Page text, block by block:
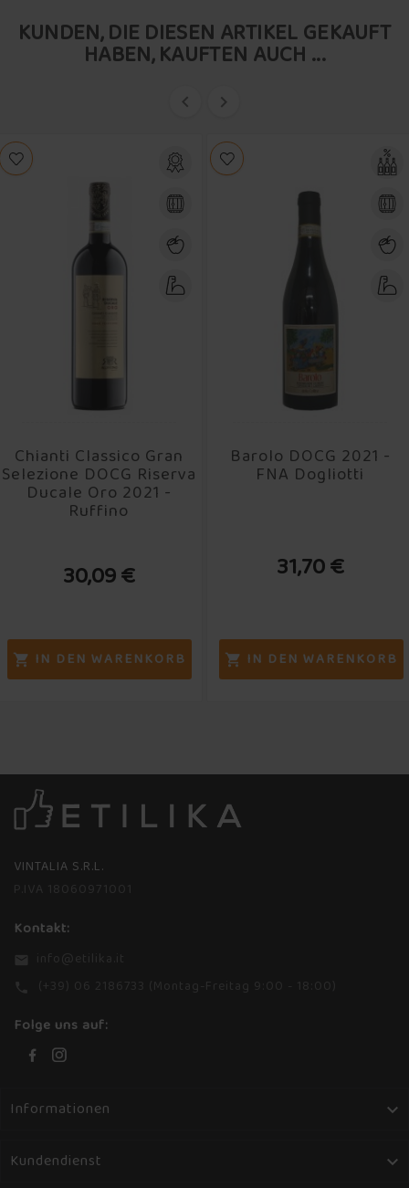
KUNDEN, DIE DIESEN ARTIKEL GEKAUFT
HABEN, KAUFTEN AUCH ...
 
Chianti Classico Gran
Selezione DOCG Riserva
Ducale Oro 2021 -
Ruffino
30,09 €
 IN DEN WARENKORB
Barolo DOCG 2021 -
FNA Dogliotti
31,70 €
 IN DEN WARENKORB
VINTALIA S.R.L.
Kontakt:
Folge uns auf:
Informationen 
Kundendienst 